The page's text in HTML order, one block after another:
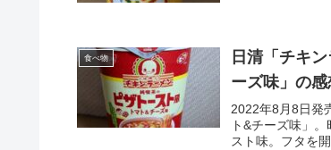
食べ物
日清「チキ
ーズ味」の感
2022年8月8日発
ト&チーズ味」
スト味。フタを